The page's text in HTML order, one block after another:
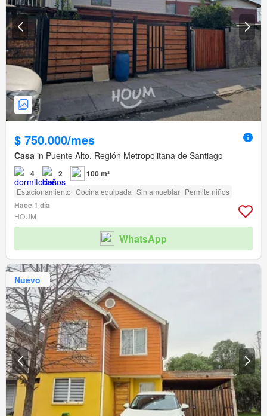
$ 750.000/mes
Casa in Puente Alto, Región Metropolitana de Santiago
4 2 100 m²
Estacionamiento Cocina equipada Sin amueblar Permite niños
Hace 1 día
HOUM
WhatsApp
Nuevo